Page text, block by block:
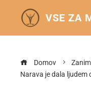
VSE ZA
Domov
Narava je dala ljudem